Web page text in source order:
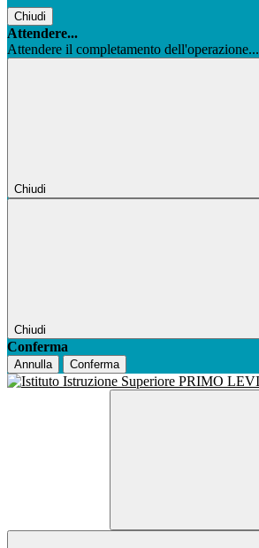
Chiudi
Attendere...
Attendere il completamento dell'operazione...
Chiudi
Chiudi
Conferma
Annulla Conferma